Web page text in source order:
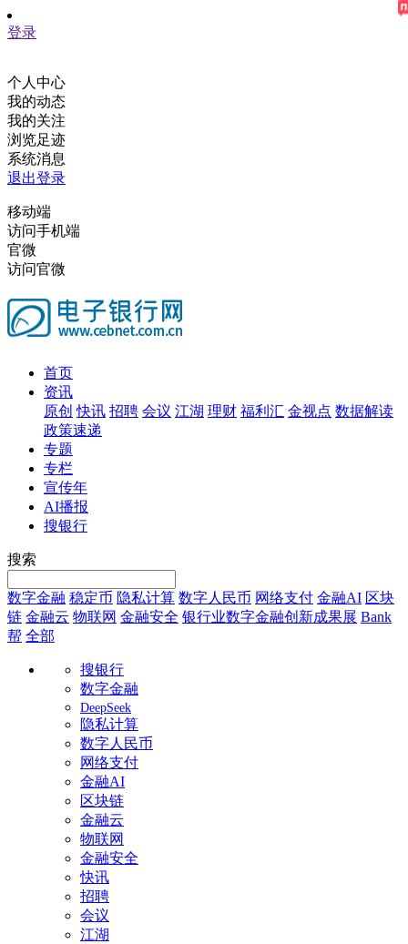
登录
个人中心
我的动态
我的关注
浏览足迹
系统消息
退出登录
移动端
访问手机端
官微
访问官微
首页
资讯
原创 快讯 招聘 会议 江湖 理财 福利汇 金视点 数据解读
政策速递
专题
专栏
宣传年
AI播报
搜银行
搜索
数字金融 稳定币 隐私计算 数字人民币 网络支付 金融AI 区块
链 金融云 物联网 金融安全 银行业数字金融创新成果展 Bank
帮 全部
搜银行
数字金融
DeepSeek
隐私计算
数字人民币
网络支付
金融AI
区块链
金融云
物联网
金融安全
快讯
招聘
会议
江湖